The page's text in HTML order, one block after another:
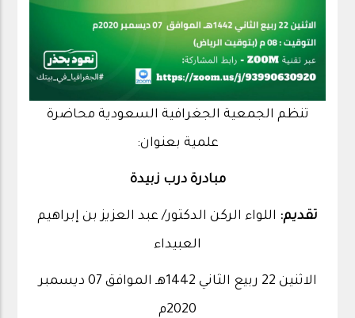
تنظم الجمعية الجغرافية السعودية محاضرة
علمية بعنوان:
مبادرة درب زبيدة
تقديم: اللواء الركن الدكتور/ عبد العزيز بن إبراهيم
العبيداء
الاثنين 22 ربيع الثاني 1442هـ الموافق 07 ديسمبر
2020م